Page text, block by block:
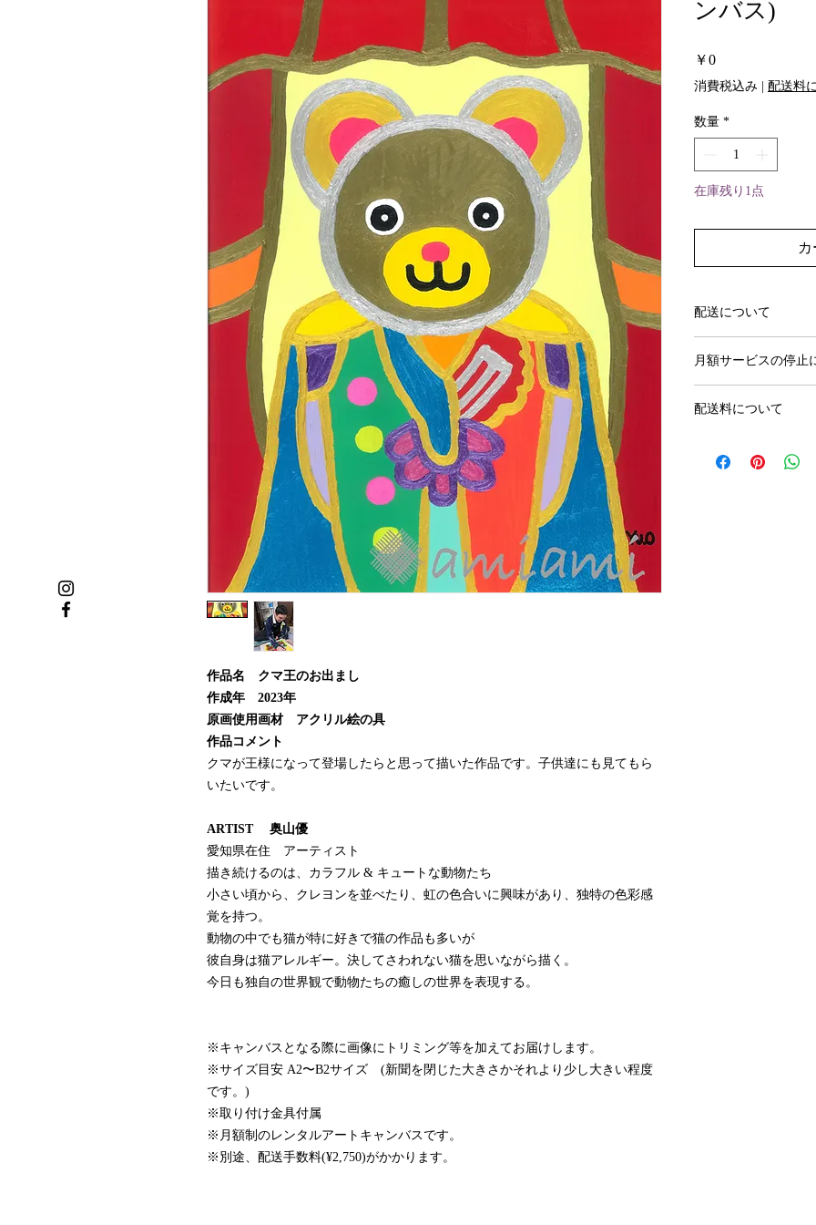
作品名 クマ王のお出まし
作成年 2023年
原画使用画材 アクリル絵の具
作品コメント
クマが王様になって登場したらと思って描いた作品です。子供達にも見てもら
いたいです。
ARTIST 奥山優
愛知県在住 アーティスト
描き続けるのは、カラフル & キュートな動物たち
小さい頃から、クレヨンを並べたり、虹の色合いに興味があり、独特の色彩感
覚を持つ。
動物の中でも猫が特に好きで猫の作品も多いが
彼自身は猫アレルギー。決してさわれない猫を思いながら描く。
今日も独自の世界観で動物たちの癒しの世界を表現する。
※キャンバスとなる際に画像にトリミング等を加えてお届けします。
※サイズ目安 A2〜B2サイズ (新聞を閉じた大きさかそれより少し大きい程度
です。)
※取り付け金具付属
※月額制のレンタルアートキャンバスです。
※別途、配送手数料(¥2,750)がかかります。
ンバス)
￥0価
格
消費税込み | 配送料
数量 *
在庫残り1点
配送について
月額サービスの停止
ば次月の引き落とし
その際は、作品をご
配送料について
アートキャンバス小